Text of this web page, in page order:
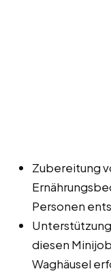
Zubereitung
Personen
diesen
Waghäusel